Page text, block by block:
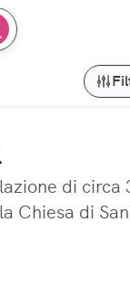
di
Chiesa di